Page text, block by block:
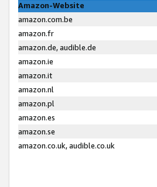
Amazon-Website
amazon.com.be
amazon.fr
amazon.de, audible.de
amazon.ie
amazon.it
amazon.nl
amazon.pl
amazon.es
amazon.se
amazon.co.uk, audible.co.uk